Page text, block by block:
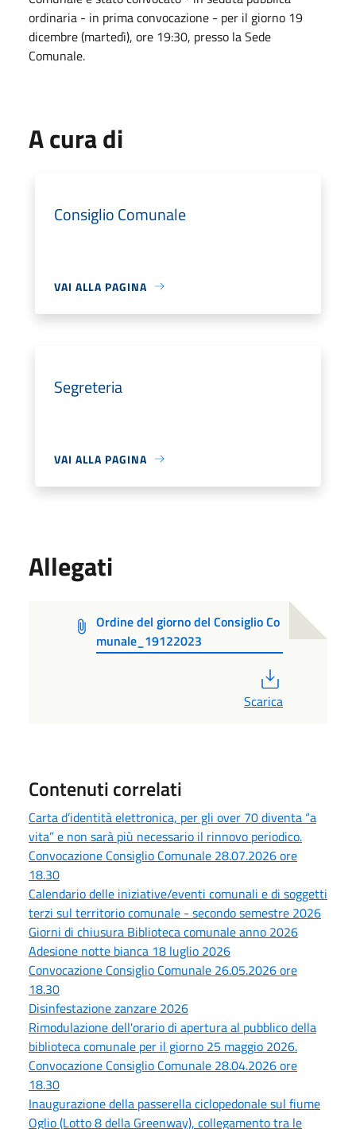
ordinaria - in prima convocazione - per il giorno 19
dicembre (martedì), ore 19:30, presso la Sede
Comunale.
A cura di
Consiglio Comunale
VAI ALLA PAGINA
Segreteria
VAI ALLA PAGINA
Allegati
Ordine del giorno del Consiglio Co
munale_19122023
Scarica
Contenuti correlati
Carta d’identità elettronica, per gli over 70 diventa “a
vita” e non sarà più necessario il rinnovo periodico.
Convocazione Consiglio Comunale 28.07.2026 ore
18.30
Calendario delle iniziative/eventi comunali e di soggetti
terzi sul territorio comunale - secondo semestre 2026
Giorni di chiusura Biblioteca comunale anno 2026
Adesione notte bianca 18 luglio 2026
Convocazione Consiglio Comunale 26.05.2026 ore
18.30
Disinfestazione zanzare 2026
Rimodulazione dell'orario di apertura al pubblico della
biblioteca comunale per il giorno 25 maggio 2026.
Convocazione Consiglio Comunale 28.04.2026 ore
18.30
Inaugurazione della passerella ciclopedonale sul fiume
Oglio (Lotto 8 della Greenway), collegamento tra le